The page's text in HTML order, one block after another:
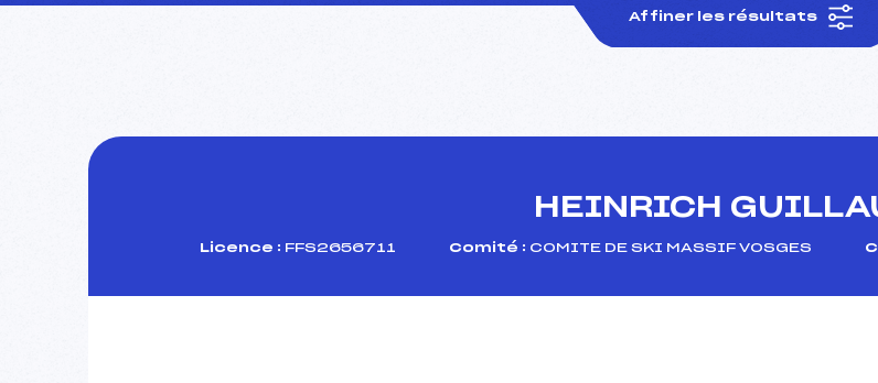
Affiner les résultats
HEINRICH
Licence : FFS2656711 Comité : COMITE DE SKI MASSIF VOSGES